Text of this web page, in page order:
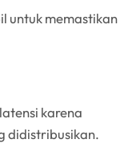
untuk memastikan
karena
didistribusikan.